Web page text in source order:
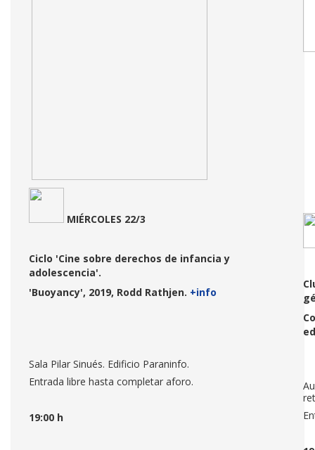
MIÉRCOLES 22/3
Ciclo 'Cine sobre derechos de infancia y
adolescencia'.
'Buoyancy', 2019, Rodd Rathjen. +info
Sala Pilar Sinués. Edificio Paraninfo.
Entrada libre hasta completar aforo.
19:00 h